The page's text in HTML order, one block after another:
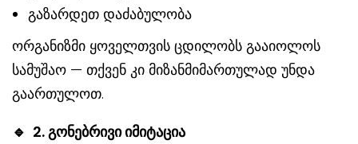
გაზარდეთ დაძაბულობა
ორგანიზმი ყოველთვის ცდილობს გააიოლოს
სამუშაო — თქვენ კი მიზანმიმართულად უნდა
გაართულოთ.
🔹 2. გონებრივი იმიტაცია